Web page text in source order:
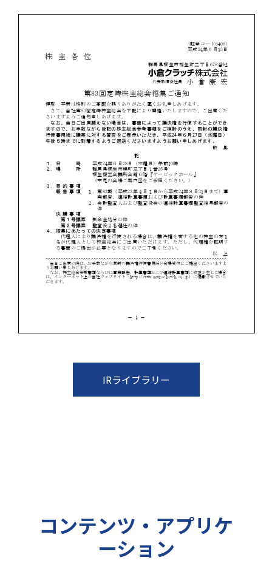
IRライブラリー
コンテンツ・アプリケ
ーション